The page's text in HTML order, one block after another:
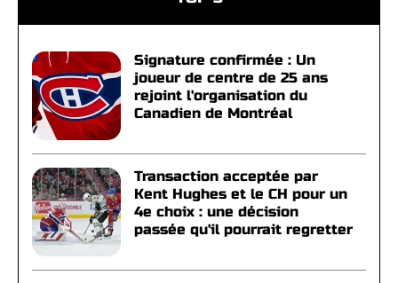
Signature confirmée : Un
joueur de centre de 25 ans
rejoint l'organisation du
Canadien de Montréal
Transaction acceptée par
Kent Hughes et le CH pour un
4e choix : une décision
passée qu'il pourrait regretter